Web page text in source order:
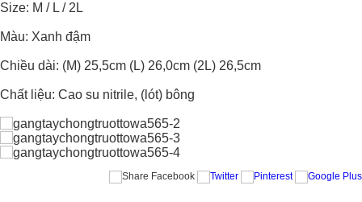
Size: M / L / 2L
Màu: Xanh đậm
Chiều dài: (M) 25,5cm (L) 26,0cm (2L) 26,5cm
Chất liệu: Cao su nitrile, (lót) bông